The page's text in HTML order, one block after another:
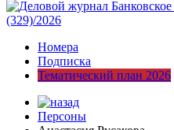
Номера
Подписка
Тематический план 2026
Персоны